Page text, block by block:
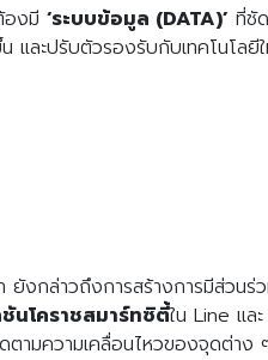
องมี ‘ระบบข้อมูล (DATA)’ ที่ชั
และปรับตัวรองรับกับเทคโนโล
งกล่าวถึงการสร้างการมีส่วน
นโคราชสมาร์ทซิตี้ใน Line แล
ตามความเคลื่อนไหวของจุดต่า